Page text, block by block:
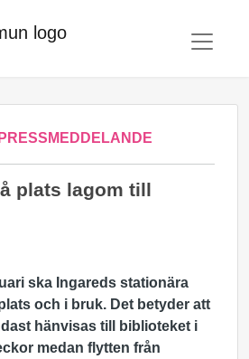
PRESSMEDDELANDE
plats lagom till
ska Ingareds stationära
och i bruk. Det betyder att
hänvisas till biblioteket i
medan flytten från